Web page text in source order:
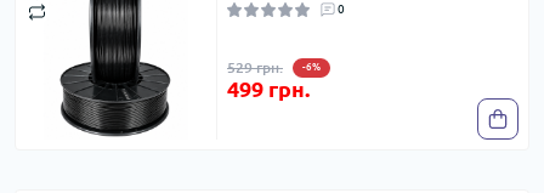
0
529 грн. -6%
499 грн.